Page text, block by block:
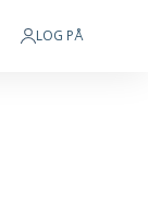
LOG PÅ